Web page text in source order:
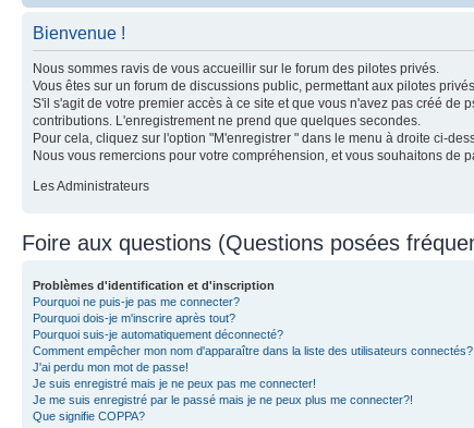
Bienvenue !
Nous sommes ravis de vous accueillir sur le forum des pilotes privés.
Vous êtes sur un forum de discussions public, permettant aux pilotes
S'il s'agit de votre premier accès à ce site et que vous n'avez pas créé
contributions. L'enregistrement ne prend que quelques secondes.
Pour cela, cliquez sur l'option "M'enregistrer " dans le menu à droite ci-
Nous vous remercions pour votre compréhension, et vous souhaitons de
Les Administrateurs
Foire aux questions (Questions posées
Problèmes d'identification et d'inscription
Pourquoi ne puis-je pas me connecter?
Pourquoi dois-je m'inscrire après tout?
Pourquoi suis-je automatiquement déconnecté?
Comment empêcher mon nom d'apparaître dans la liste des utilisateurs connectés?
J'ai perdu mon mot de passe!
Je suis enregistré mais je ne peux pas me connecter!
Je me suis enregistré par le passé mais je ne peux plus me connecter?!
Que signifie COPPA?